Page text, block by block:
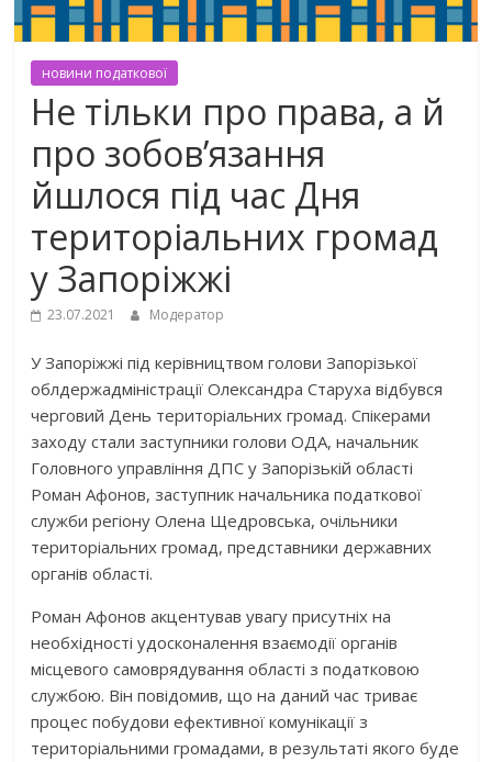
новини податкової
Не тільки про права, а й
про зобов’язання
йшлося під час Дня
територіальних громад
у Запоріжжі
23.07.2021 Модератор
У Запоріжжі під керівництвом голови Запорізької
облдержадміністрації Олександра Старуха відбувся
черговий День територіальних громад. Спікерами
заходу стали заступники голови ОДА, начальник
Головного управління ДПС у Запорізькій області
Роман Афонов, заступник начальника податкової
служби регіону Олена Щедровська, очільники
територіальних громад, представники державних
органів області.
Роман Афонов акцентував увагу присутніх на
необхідності удосконалення взаємодії органів
місцевого самоврядування області з податковою
службою. Він повідомив, що на даний час триває
процес побудови ефективної комунікації з
територіальними громадами, в результаті якого буде